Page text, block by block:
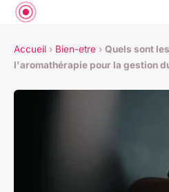
Accueil › Bien-etre › Quels sont
l'aromathérapie pour la gestion